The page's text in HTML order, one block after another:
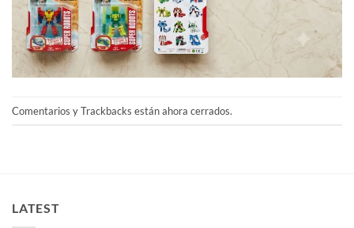
Comentarios y Trackbacks están ahora cerrados.
LATEST